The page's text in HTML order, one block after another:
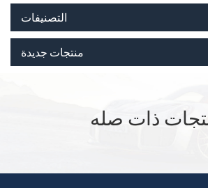
التصنيفات
منتجات جديدة
ذات صله